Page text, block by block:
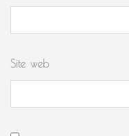
Site web